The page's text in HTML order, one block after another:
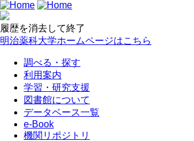
履歴を消去して終了
明治薬科大学ホームページはこちら
調べる・探す
利用案内
学習・研究支援
図書館について
データベース一覧
e-Book
機関リポジトリ